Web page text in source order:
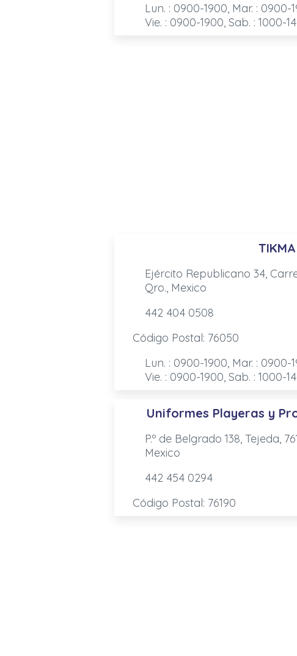
Lun. : 0900-1900, Mar. : 0900-
Vie. : 0900-1900, Sab. : 1000-
TIKMA
Ejército Republicano 34,
Qro., Mexico
442 404 0508
Código Postal: 76050
Lun. : 0900-1900, Mar. : 0900-
Vie. : 0900-1900, Sab. : 1000-
Uniformes Playeras y
P.º de Belgrado 138, Tejeda,
Mexico
442 454 0294
Código Postal: 76190